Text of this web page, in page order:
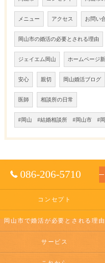
メニュー アクセス お問い
岡山市の婚活の必要とされる理由
ジェイエム岡山 ホームページ
安心 親切 岡山婚活ブログ
医師 相談所の日常
#岡山 #結婚相談所 #岡山市 #
086-206-5710
コンセプト
岡山市で婚活が必要とされる理由
サービス